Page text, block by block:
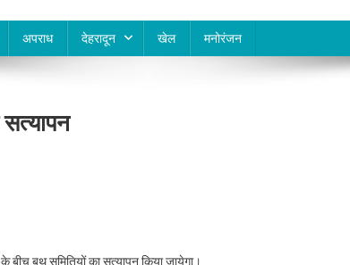
अपराध देहरादून खेल मनोरंजन
बूथ समितियों का सत्यापन किया जायेगा।